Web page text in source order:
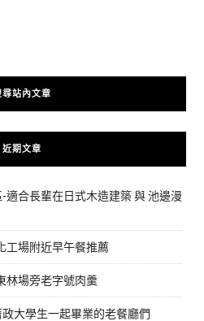
尋站內文章
近期文章
-適合長輩在日式木造建築 與 池邊漫
工場附近早午餐推薦
林場旁老字號肉羹
政大學生一起畢業的老餐廳們